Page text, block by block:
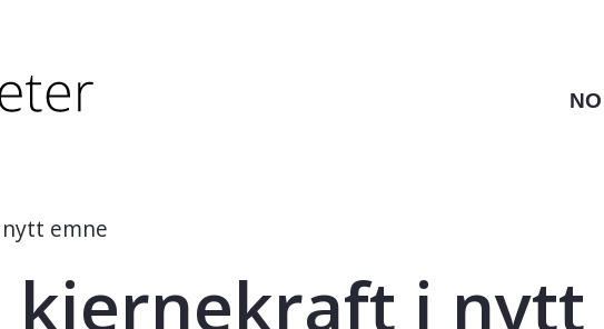
eller - (minus) for å forminske.
eller - (minus) for å forminske.
NO
emne
kjernekraft i nytt